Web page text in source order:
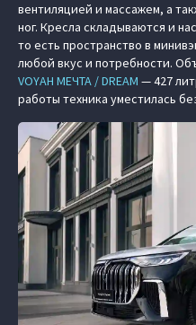
вентиляцией и массажем, а
ног. Кресла складываются и
то есть пространство в
любой вкус и потребности.
VOYAH МЕЧТА / DREAM — 427
работы техника уместилась